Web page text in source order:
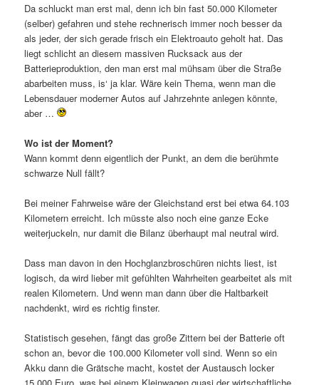
Da schluckt man erst mal, denn ich bin fast 50.000 Kilometer
(selber) gefahren und stehe rechnerisch immer noch besser da
als jeder, der sich gerade frisch ein Elektroauto geholt hat. Das
liegt schlicht an diesem massiven Rucksack aus der
Batterieproduktion, den man erst mal mühsam über die Straße
abarbeiten muss, is‘ ja klar. Wäre kein Thema, wenn man die
Lebensdauer moderner Autos auf Jahrzehnte anlegen könnte,
aber …
Wo ist der Moment?
Wann kommt denn eigentlich der Punkt, an dem die berühmte
schwarze Null fällt?
Bei meiner Fahrweise wäre der Gleichstand erst bei etwa 64.103
Kilometern erreicht. Ich müsste also noch eine ganze Ecke
weiterjuckeln, nur damit die Bilanz überhaupt mal neutral wird.
Dass man davon in den Hochglanzbroschüren nichts liest, ist
logisch, da wird lieber mit gefühlten Wahrheiten gearbeitet als mit
realen Kilometern. Und wenn man dann über die Haltbarkeit
nachdenkt, wird es richtig finster.
Statistisch gesehen, fängt das große Zittern bei der Batterie oft
schon an, bevor die 100.000 Kilometer voll sind. Wenn so ein
Akku dann die Grätsche macht, kostet der Austausch locker